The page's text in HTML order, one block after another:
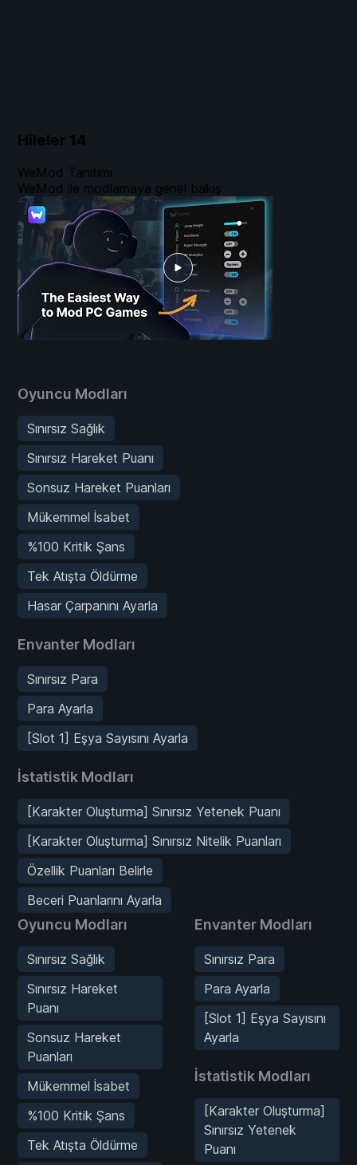
Hileler 14
Oyuncu Modları
Sınırsız Sağlık
Sınırsız Hareket Puanı
Sonsuz Hareket Puanları
Mükemmel İsabet
%100 Kritik Şans
Tek Atışta Öldürme
Hasar Çarpanını Ayarla
Envanter Modları
Sınırsız Para
Para Ayarla
[Slot 1] Eşya Sayısını Ayarla
İstatistik Modları
[Karakter Oluşturma] Sınırsız Yetenek Puanı
[Karakter Oluşturma] Sınırsız Nitelik Puanları
Özellik Puanları Belirle
Beceri Puanlarını Ayarla
Oyuncu Modları
Sınırsız Sağlık
Sınırsız Hareket
Puanı
Sonsuz Hareket
Puanları
Mükemmel İsabet
%100 Kritik Şans
Tek Atışta Öldürme
Envanter Modları
Sınırsız Para
Para Ayarla
[Slot 1] Eşya Sayısını
Ayarla
İstatistik Modları
[Karakter Oluşturma]
Sınırsız Yetenek
Puanı
WeMod Tanıtımı
WeMod ile modlamaya genel bakış